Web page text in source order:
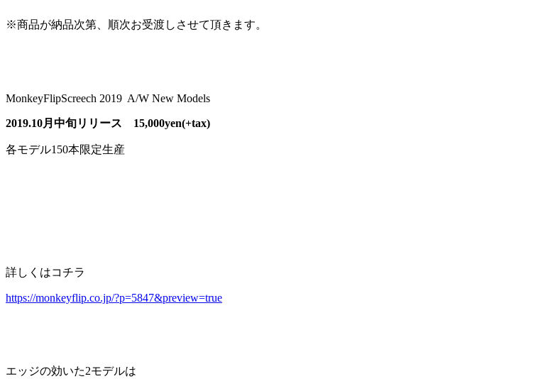
※商品が納品次第、順次お受渡しさせて頂きます。
MonkeyFlipScreech 2019 A/W New Models
2019.10月中旬リリース 15,000yen(+tax)
各モデル150本限定生産
詳しくはコチラ
https://monkeyflip.co.jp/?p=5847&preview=true
エッジの効いた2モデルは